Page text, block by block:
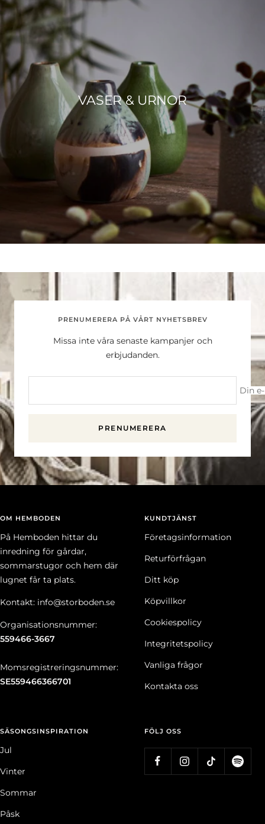
VASER & URNOR
PRENUMERERA PÅ VÅRT NYHETSBREV
Missa inte våra senaste kampanjer och
erbjudanden.
Din
PRENUMERERA
OM HEMBODEN
På Hemboden hittar du
inredning för gårdar,
sommarstugor och hem där
lugnet får ta plats.
Kontakt: info@storboden.se
Organisationsnummer:
559466-3667
Momsregistreringsnummer:
SE559466366701
KUNDTJÄNST
Företagsinformation
Returförfrågan
Ditt köp
Köpvillkor
Cookiespolicy
Integritetspolicy
Vanliga frågor
Kontakta oss
SÄSONGSINSPIRATION
Jul
Vinter
Sommar
Påsk
FÖLJ OSS